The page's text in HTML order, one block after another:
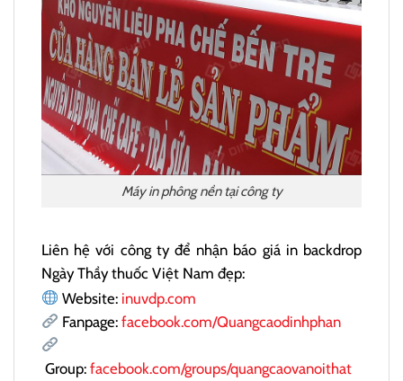
Máy in phông nền tại công ty
Liên hệ với công ty để nhận báo giá in backdrop
Ngày Thầy thuốc Việt Nam đẹp:
Website: inuvdp.com
Fanpage: facebook.com/Quangcaodinhphan
Group: facebook.com/groups/quangcaovanoithat